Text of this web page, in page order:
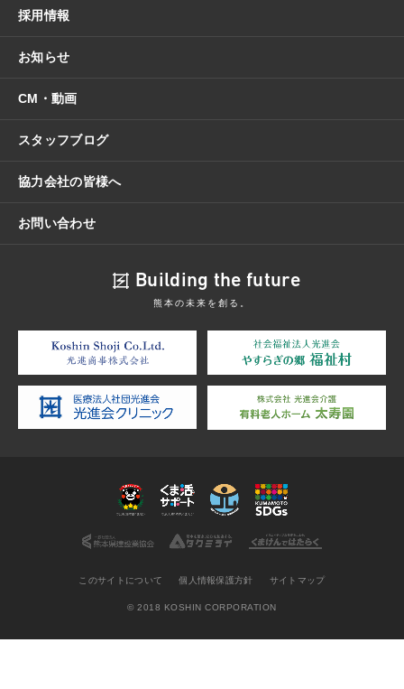
採用情報
お知らせ
CM・動画
スタッフブログ
協力会社の皆様へ
お問い合わせ
Building the future
熊本の未来を創る。
このサイトについて 個人情報保護方針 サイトマップ
© 2018 KOSHIN CORPORATION